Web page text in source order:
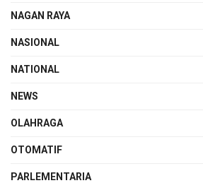
NAGAN RAYA
NASIONAL
NATIONAL
NEWS
OLAHRAGA
OTOMATIF
PARLEMENTARIA